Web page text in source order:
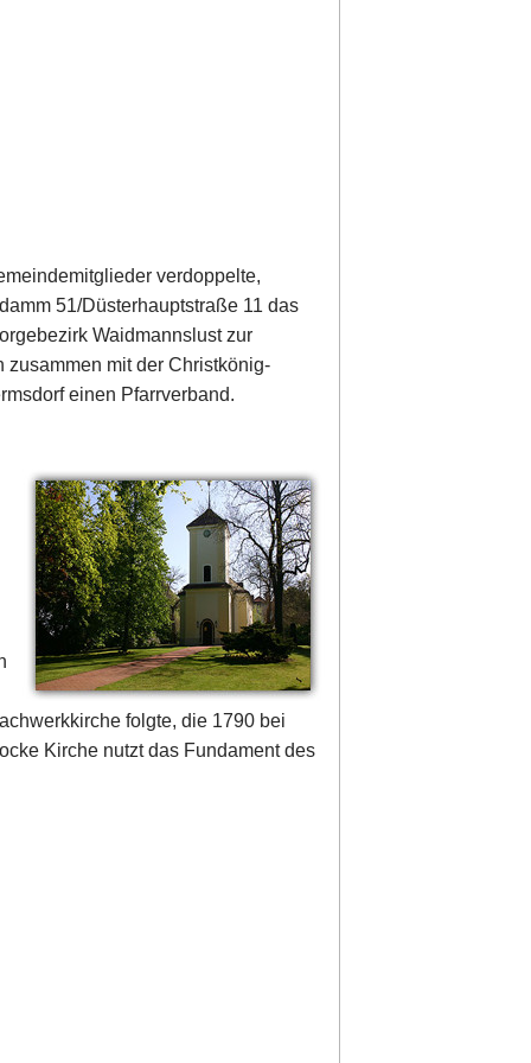
verdoppelte,
51/Düsterhauptstraße 11 das
Waidmannslust zur
mit der Christkönig-
einen Pfarrverband.
folgte, die 1790 bei
Kirche nutzt das Fundament des